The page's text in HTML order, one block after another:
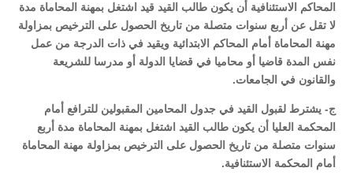
المحاكم الاستئنافية أن يكون طالب القيد قيد اشتغل بمهنة المحاماة مدة
لا تقل عن أربع سنوات متصلة من تاريخ الحصول على الترخيص بمزاولة
مهنة المحاماة أمام المحاكم الابتدائية ويقيد في ذات الدرجة من عمل
نفس المدة قاضيا أو محاميا في قضايا الدولة أو مدرسا للشريعة
والقانون في الجامعات.
ج- يشترط لقبول القيد في جدول المحامين المقبولين للترافع أمام
المحكمة العليا أن يكون طالب القيد اشتغل بمهنة المحاماة مدة أربع
سنوات متصلة من تاريخ الحصول على الترخيص بمزاولة مهنة المحاماة
أمام المحكمة الاستئنافية.